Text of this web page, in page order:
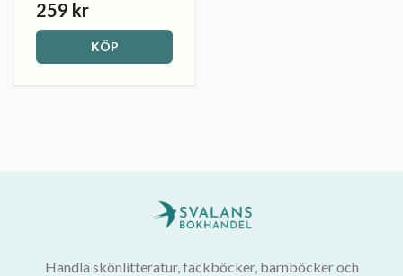
259 kr
KÖP
Handla skönlitteratur, fackböcker, barnböcker och